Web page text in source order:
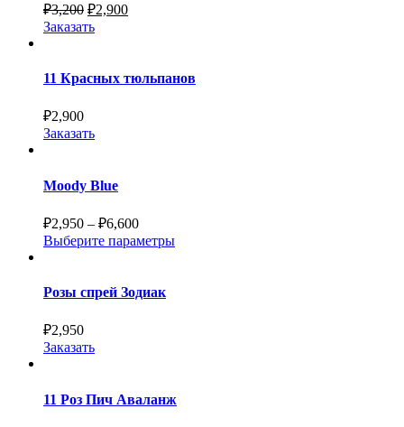
₽3,200 ₽2,900
Заказать
11 Красных тюльпанов
₽2,900
Заказать
Moody Blue
₽2,950 – ₽6,600
Выберите параметры
Розы спрей Зодиак
₽2,950
Заказать
11 Роз Пич Аваланж